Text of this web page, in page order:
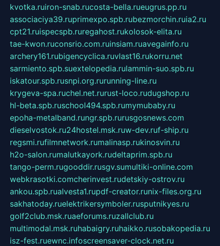
kvotka.ruiron-snab.rucosta-bella.rueugrus.pp.ru
associaciya39.ruprimexpo.spb.rubezmorchin.ruia2.ru
cpt21.ruispecspb.ruregahost.rukolosok-elita.ru
tae-kwon.ruconsrio.com.ruinsiam.ruavegainfo.ru
archery161.rubigencyclica.ruvlast16.rukorru.net
sarmiento.spb.suextelopedia.rulammin-suo.spb.ru
iskatour.spb.rusnpi.org.rurunning-line.ru
krygeva-spa.ruchel.net.rurust-loco.rudugshop.ru
hl-beta.spb.ruschool494.spb.rumymubaby.ru
epoha-metalband.rungr.spb.rurusgosnews.com
dieselvostok.ru24hostel.msk.ruw-dev.ruf-ship.ru
regsmi.rufilmnetwork.rumalinasp.rukinosvin.ru
h2o-salon.rumalutkayork.rudeltaprim.spb.ru
tango-perm.rugooddir.rusgv.sumultiki-online.com
webkrasotki.comcherinvest.rudetskiy-ostrov.ru
ankou.spb.rualvesta1.rupdf-creator.runix-files.org.ru
sakhatoday.ruelektrikersymboler.rusputnikyes.ru
golf2club.msk.ruaeforums.ruzallclub.ru
multimodal.msk.ruhabaigry.ruhaikko.rusobakopedia.ru
isz-fest.ruewnc.infoscreensaver-clock.net.ru